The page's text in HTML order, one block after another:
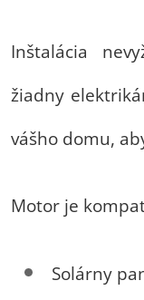
Inštalácia
žiadny
vášho domu,
Motor je
Solárny